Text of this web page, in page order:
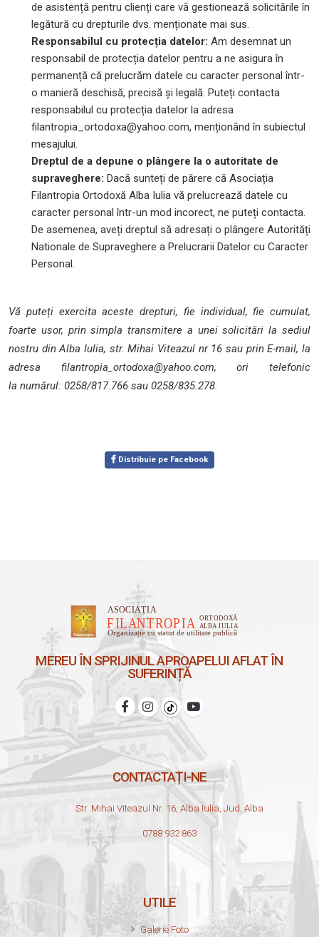
de asistență pentru clienți care vă gestionează solicitările în
legătură cu drepturile dvs. menționate mai sus.
Responsabilul cu protecția datelor: Am desemnat un
responsabil de protecția datelor pentru a ne asigura în
permanență că prelucrăm datele cu caracter personal într-
o manieră deschisă, precisă și legală. Puteți contacta
responsabilul cu protecția datelor la adresa
filantropia_ortodoxa@yahoo.com, menționând în subiectul
mesajului.
Dreptul de a depune o plângere la o autoritate de
supraveghere: Dacă sunteți de părere că Asociația
Filantropia Ortodoxă Alba Iulia vă prelucrează datele cu
caracter personal într-un mod incorect, ne puteți contacta.
De asemenea, aveți dreptul să adresați o plângere Autorități
Nationale de Supraveghere a Prelucrarii Datelor cu Caracter
Personal.
Vă puteți exercita aceste drepturi, fie individual, fie cumulat,
foarte usor, prin simpla transmitere a unei solicitări la sediul
nostru din Alba Iulia, str. Mihai Viteazul nr 16 sau prin E-mail, la
adresa filantropia_ortodoxa@yahoo.com, ori telefonic
la numărul: 0258/817.766 sau 0258/835.278.
Distribuie pe Facebook
MEREU ÎN SPRIJINUL APROAPELUI AFLAT ÎN
SUFERINȚĂ
CONTACTAȚI-NE
Str. Mihai Viteazul Nr. 16, Alba Iulia, Jud. Alba
0788 932 863
UTILE
Galerie Foto